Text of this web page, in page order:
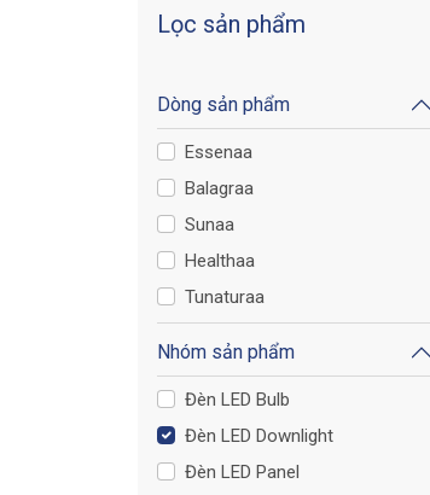
Lọc sản phẩm
Dòng sản phẩm
Essenaa
Balagraa
Sunaa
Healthaa
Tunaturaa
Nhóm sản phẩm
Đèn LED Bulb
Đèn LED Downlight
Đèn LED Panel